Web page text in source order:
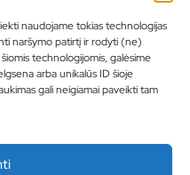
naudojame tokias technologijas
naršymo patirtį ir rodyti (ne)
technologijomis, galėsime
arba unikalūs ID šioje
gali neigiamai paveikti tam